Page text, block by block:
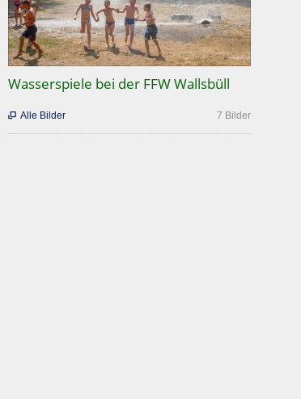
Wasserspiele bei der FFW Wallsbüll
7 Bilder
 Alle Bilder